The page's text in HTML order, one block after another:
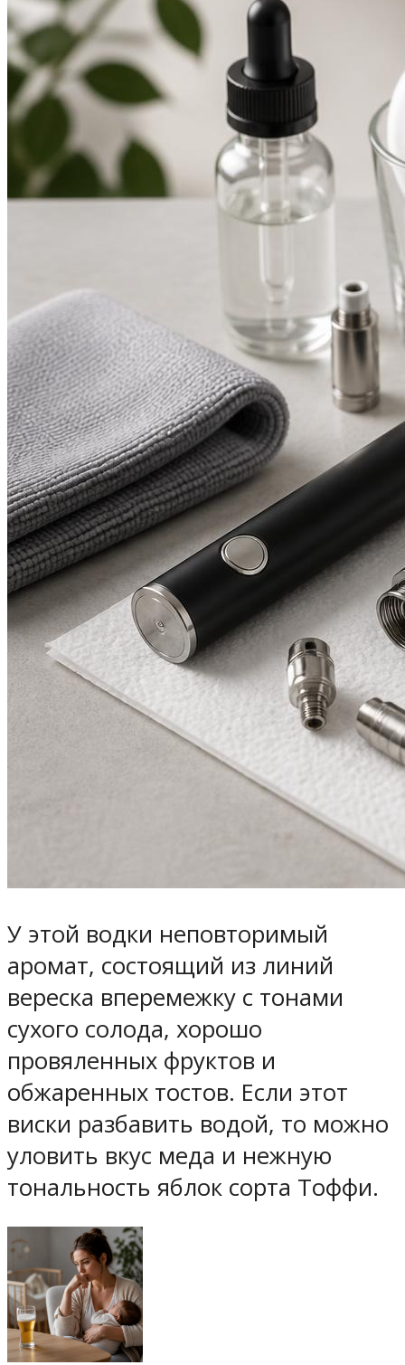
У этой водки неповторимый
аромат, состоящий из линий
вереска вперемежку с тонами
сухого солода, хорошо
провяленных фруктов и
обжаренных тостов. Если этот
виски разбавить водой, то можно
уловить вкус меда и нежную
тональность яблок сорта Тоффи.